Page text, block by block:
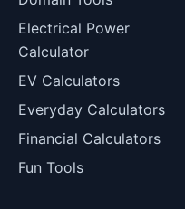
Electrical Power
Calculator
EV Calculators
Everyday Calculators
Financial Calculators
Fun Tools